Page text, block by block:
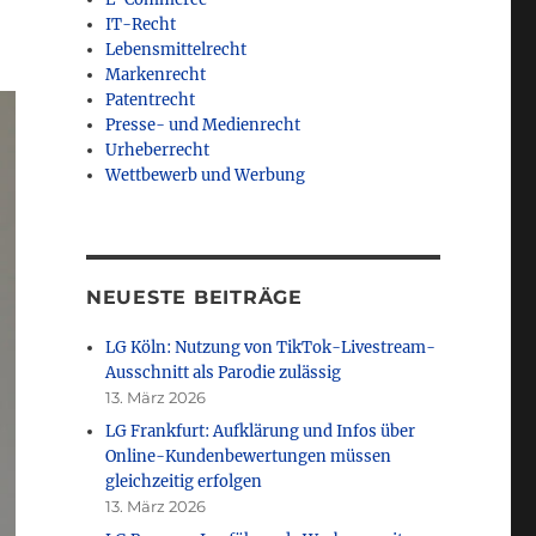
IT-Recht
Lebensmittelrecht
Markenrecht
Patentrecht
Presse- und Medienrecht
Urheberrecht
Wettbewerb und Werbung
NEUESTE BEITRÄGE
LG Köln: Nutzung von TikTok-Livestream-
Ausschnitt als Parodie zulässig
13. März 2026
LG Frankfurt: Aufklärung und Infos über
Online-Kundenbewertungen müssen
gleichzeitig erfolgen
13. März 2026